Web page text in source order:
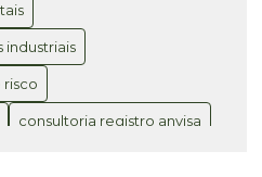
Como Garantir a
com Sucesso
disponibilizado pela
de Emissões de
industriais
risco
consultoria registro anvisa